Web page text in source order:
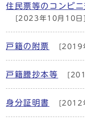
住民票等のコンビ
[2023年10月10日]
戸籍の附票 [2019
戸籍謄抄本等
身分証明書 [2012